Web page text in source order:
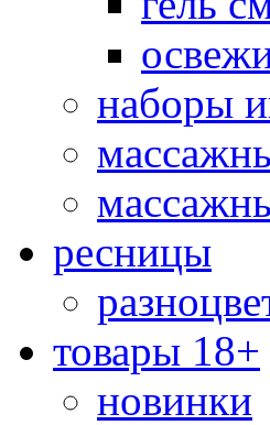
наборы
ресницы
товары 18+
новинки